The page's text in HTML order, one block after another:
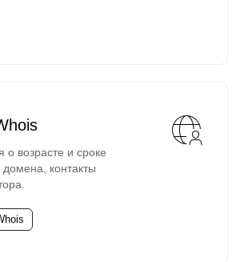
возрасте и сроке
домена, контакты